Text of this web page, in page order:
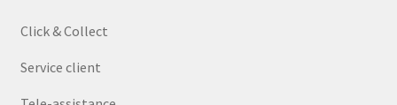
Click & Collect
Service client